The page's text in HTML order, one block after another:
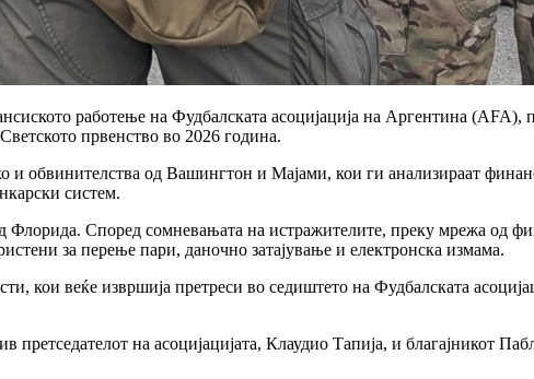
работење на Фудбалската асоцијација на Аргентина
првенство во 2026 година.
и обвинителства од Вашингтон и Мајами, кои ги анализираат
систем.
Флорида. Според сомневањата на истражителите, преку мрежа од
за перење пари, даночно затајување и електронска измама.
кои веќе извршија претреси во седиштето на Фудбалската
на асоцијацијата, Клаудио Тапија, и благајникот